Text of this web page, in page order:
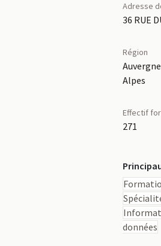
Adresse
36 RUE
Région
Alpes
Effectif
271
données